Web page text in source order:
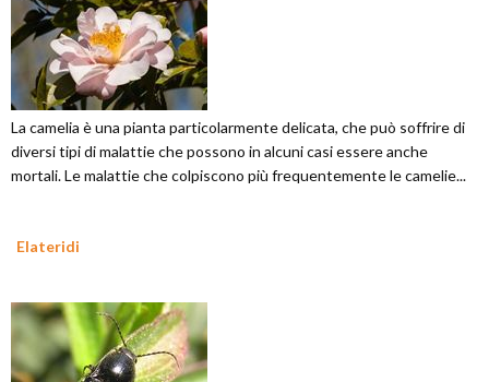
La camelia è una pianta particolarmente delicata, che può soffrire di
diversi tipi di malattie che possono in alcuni casi essere anche
mortali. Le malattie che colpiscono più frequentemente le camelie...
Elateridi